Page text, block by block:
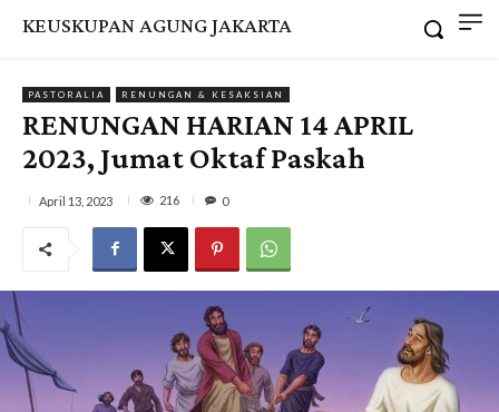
KEUSKUPAN AGUNG JAKARTA
PASTORALIA RENUNGAN & KESAKSIAN
RENUNGAN HARIAN 14 APRIL
2023, Jumat Oktaf Paskah
April 13, 2023 216 0